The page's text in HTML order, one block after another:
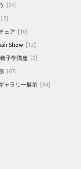
[24]
[5]
ェア [10]
Show [12]
子学講座 [2]
[67]
ャラリー展示 [94]